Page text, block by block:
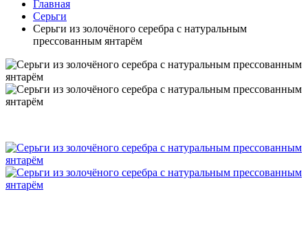
Главная
Серьги
Серьги из золочёного серебра с натуральным
прессованным янтарём